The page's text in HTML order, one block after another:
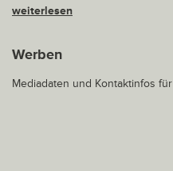
weiterlesen
Werben
Mediadaten und Kontaktinfos für